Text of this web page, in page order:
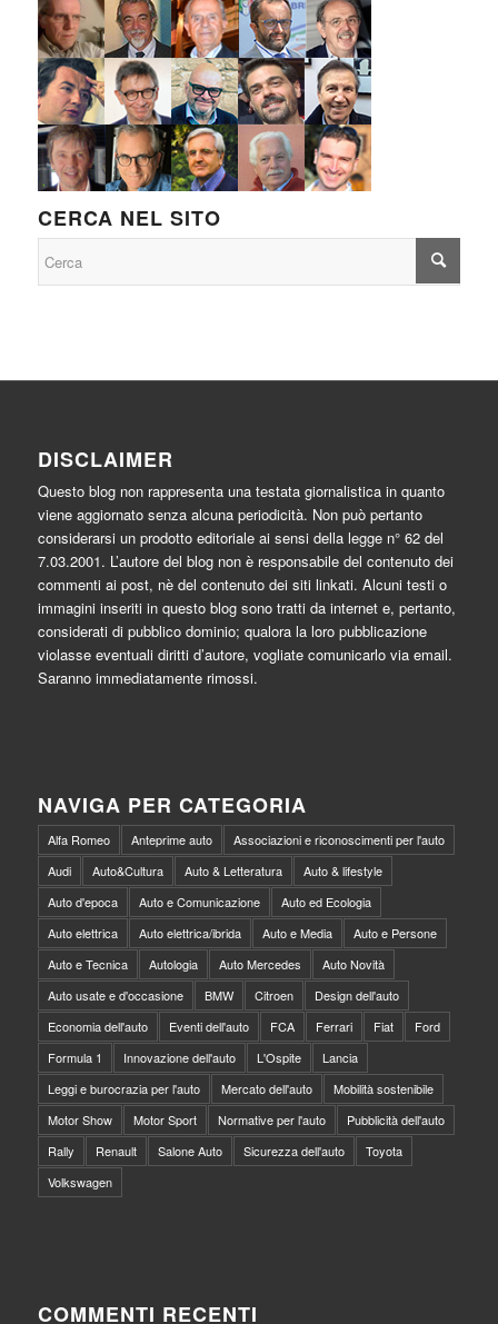
CERCA NEL SITO
DISCLAIMER
Questo blog non rappresenta una testata giornalistica in quanto
viene aggiornato senza alcuna periodicità. Non può pertanto
considerarsi un prodotto editoriale ai sensi della legge n° 62 del
7.03.2001. L’autore del blog non è responsabile del contenuto dei
commenti ai post, nè del contenuto dei siti linkati. Alcuni testi o
immagini inseriti in questo blog sono tratti da internet e, pertanto,
considerati di pubblico dominio; qualora la loro pubblicazione
violasse eventuali diritti d’autore, vogliate comunicarlo via email.
Saranno immediatamente rimossi.
NAVIGA PER CATEGORIA
Alfa Romeo Anteprime auto
Associazioni e riconoscimenti per l'auto
Audi
Auto&Cultura Auto & Letteratura
Auto & lifestyle
Auto d'epoca
Auto e Comunicazione
Auto ed Ecologia
Auto elettrica
Auto elettrica/ibrida Auto e Media
Auto e Persone
Auto e Tecnica
Autologia Auto Mercedes
Auto Novità
Auto usate e d'occasione
BMW Citroen
Design dell'auto
Economia dell'auto
Eventi dell'auto FCA Ferrari Fiat
Ford
Formula 1
Innovazione dell'auto L'Ospite
Lancia
Leggi e burocrazia per l'auto
Mercato dell'auto
Mobilità sostenibile
Motor Show
Motor Sport Normative per l'auto
Pubblicità dell'auto
Rally
Renault Salone Auto Sicurezza dell'auto
Toyota
Volkswagen
COMMENTI RECENTI